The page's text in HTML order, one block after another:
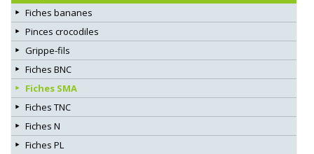
Fiches bananes
Pinces crocodiles
Grippe-fils
Fiches BNC
Fiches SMA
Fiches TNC
Fiches N
Fiches PL